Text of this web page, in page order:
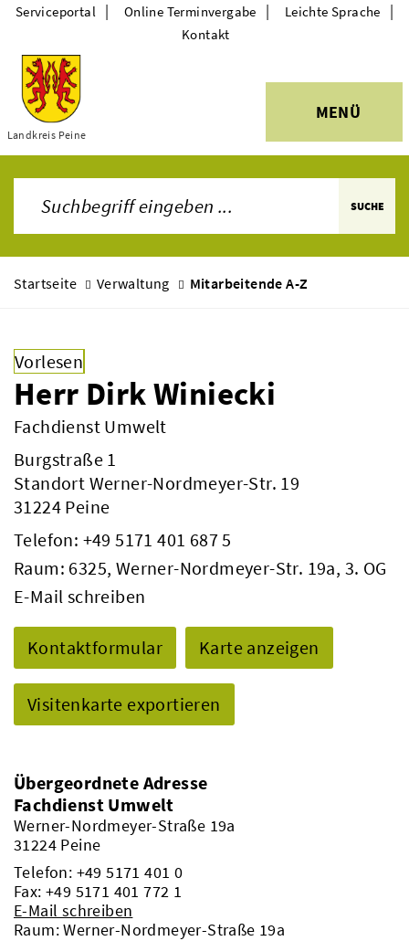
Themen
Landkreis Peine
MENÜ
Serviceportal | Online Terminvergabe | Leichte Sprache |
Kontakt
SUCHE
Startseite Verwaltung Mitarbeitende A-Z
Vorlesen
Herr Dirk Winiecki
Fachdienst Umwelt
Burgstraße 1
Standort Werner-Nordmeyer-Str. 19
31224 Peine
Telefon: +49 5171 401 687 5
Raum: 6325, Werner-Nordmeyer-Str. 19a, 3. OG
E-Mail schreiben
Kontaktformular Karte anzeigen
Visitenkarte exportieren
Übergeordnete Adresse
Fachdienst Umwelt
Werner-Nordmeyer-Straße 19a
31224 Peine
Telefon: +49 5171 401 0
Fax: +49 5171 401 772 1
E-Mail schreiben
Raum: Werner-Nordmeyer-Straße 19a